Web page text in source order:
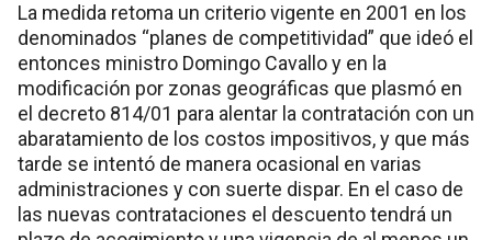
La medida retoma un criterio vigente en 2001 en los
denominados “planes de competitividad” que ideó el
entonces ministro Domingo Cavallo y en la
modificación por zonas geográficas que plasmó en
el decreto 814/01 para alentar la contratación con un
abaratamiento de los costos impositivos, y que más
tarde se intentó de manera ocasional en varias
administraciones y con suerte dispar. En el caso de
las nuevas contrataciones el descuento tendrá un